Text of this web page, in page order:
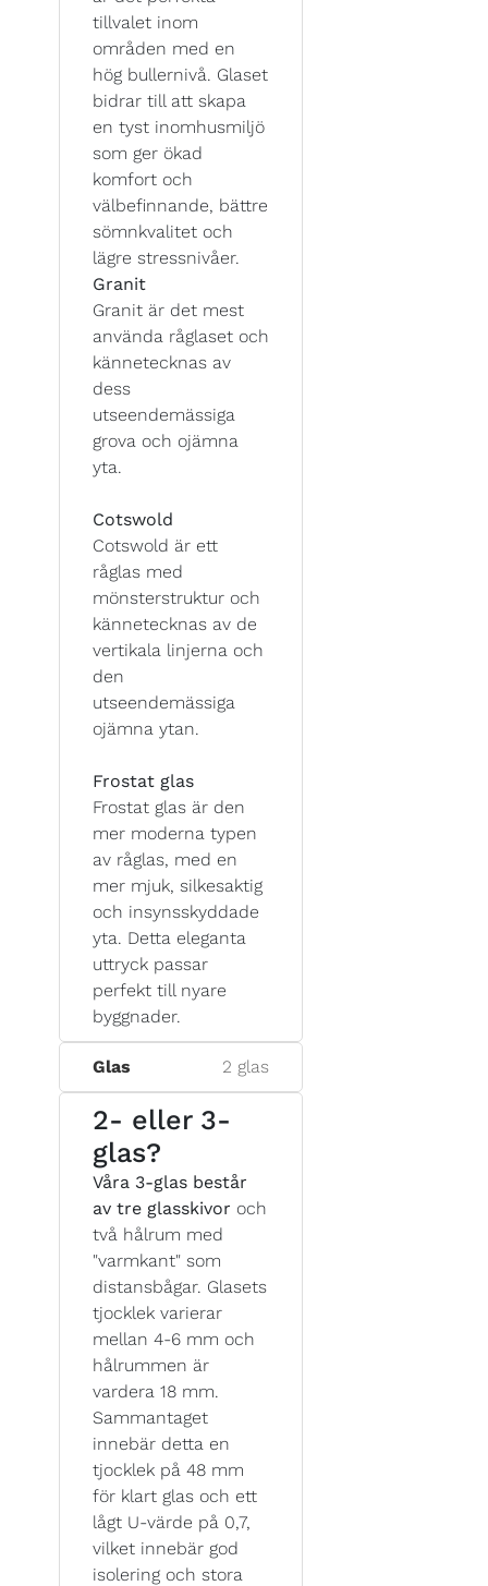
tillvalet inom
områden med en
hög bullernivå. Glaset
bidrar till att skapa
en tyst inomhusmiljö
som ger ökad
komfort och
välbefinnande, bättre
sömnkvalitet och
lägre stressnivåer.
Granit
Granit är det mest
använda råglaset och
kännetecknas av
dess
utseendemässiga
grova och ojämna
yta.
Cotswold
Cotswold är ett
råglas med
mönsterstruktur och
kännetecknas av de
vertikala linjerna och
den
utseendemässiga
ojämna ytan.
Frostat glas
Frostat glas är den
mer moderna typen
av råglas, med en
mer mjuk, silkesaktig
och insynsskyddade
yta. Detta eleganta
uttryck passar
perfekt till nyare
byggnader.
Glas 2 glas
2- eller 3-
glas?
Våra 3-glas består
av tre glasskivor och
två hålrum med
"varmkant" som
distansbågar. Glasets
tjocklek varierar
mellan 4-6 mm och
hålrummen är
vardera 18 mm.
Sammantaget
innebär detta en
tjocklek på 48 mm
för klart glas och ett
lågt U-värde på 0,7,
vilket innebär god
isolering och stora